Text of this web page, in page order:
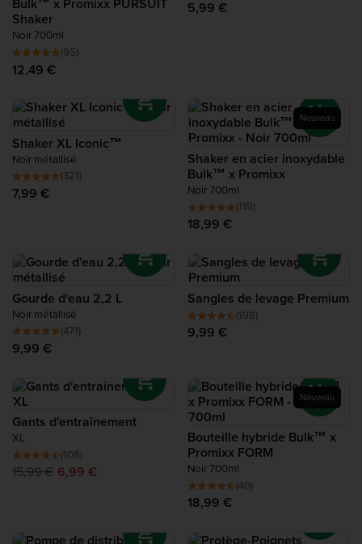
Protéine de Récupération
Complete Food Shake
Barres protéinées
Smoothies Protéinés
Snacks Protéinés
Bulk™ x Promixx PURSUIT
Shaker
Noir 700ml
(95)
12,49 €
5,99 €
Shaker XL Iconic™
Noir métallisé
(321)
7,99 €
Nouveau
Shaker en acier inoxydable
Bulk™ x Promixx
Noir 700ml
(119)
18,99 €
Gourde d'eau 2,2 L
Noir métallisé
(471)
9,99 €
Sangles de levage Premium
(198)
9,99 €
Gants d'entraînement
XL
(108)
15,99 € 6,99 €
Nouveau
Bouteille hybride Bulk™ x
Promixx FORM
Noir 700ml
(40)
18,99 €